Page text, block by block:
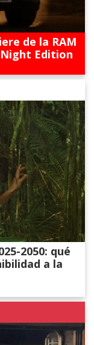
de la RAM
Edition
2050: qué
a la